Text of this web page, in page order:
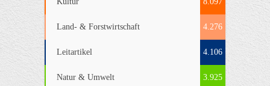
Land- & Forstwirtschaft 4.276
Leitartikel 4.106
Natur & Umwelt 3.925